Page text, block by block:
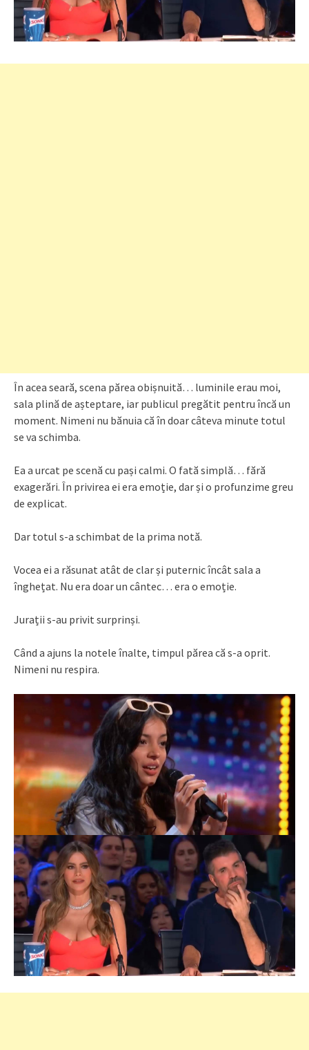
În acea seară, scena părea obișnuită… luminile erau moi,
sala plină de așteptare, iar publicul pregătit pentru încă un
moment. Nimeni nu bănuia că în doar câteva minute totul
se va schimba.
Ea a urcat pe scenă cu pași calmi. O fată simplă… fără
exagerări. În privirea ei era emoție, dar și o profunzime greu
de explicat.
Dar totul s-a schimbat de la prima notă.
Vocea ei a răsunat atât de clar și puternic încât sala a
înghețat. Nu era doar un cântec… era o emoție.
Jurații s-au privit surprinși.
Când a ajuns la notele înalte, timpul părea că s-a oprit.
Nimeni nu respira.